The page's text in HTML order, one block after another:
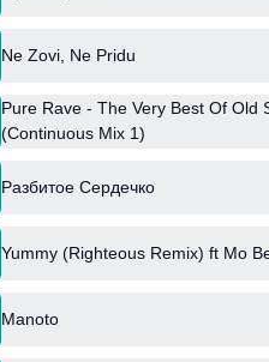
Ne Zovi, Ne Pridu
Pure Rave - The Very Best Of Old
(Continuous Mix 1)
Разбитое Сердечко
Yummy (Righteous Remix) ft Mo
Manoto